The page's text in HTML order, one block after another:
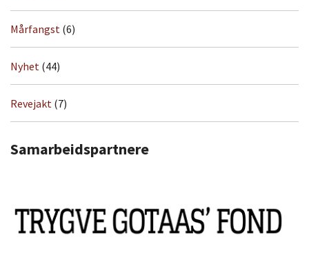
Mårfangst (6)
Nyhet (44)
Revejakt (7)
Samarbeidspartnere